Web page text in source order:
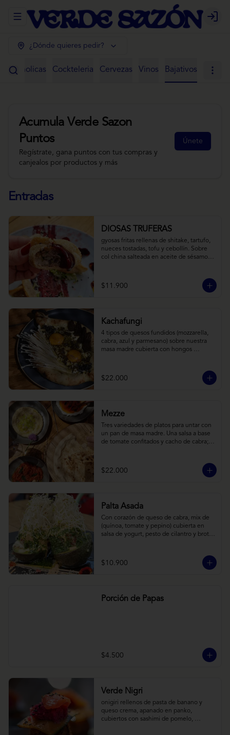
Abrir menu de navegación Login
¿Dónde quieres pedir?
Alcoholicas Cockteleria Cervezas Vinos Bajativos
Acumula Verde Sazon
Puntos
Regístrate, gana puntos con tus compras y
canjealos por productos y más
Únete
Entradas
DIOSAS TRUFERAS
gyosas fritas rellenas de shitake, tartufo,
nueces tostadas, tofu y cebollín. Sobre
col china salteada en aceite de sésamo,
$11.900
Kachafungi
4 tipos de quesos fundidos (mozzarella,
cabra, azul y parmesano) sobre nuestra
masa madre cubierta con hongos
frescas y pequeños toques de
chimichurri.
$22.000
Mezze
Tres variedades de platos para untar con
un pan de masa madre. Una salsa a base
de tomate confitados y cacho de cabra;
cebollas horneadas largamente, con
toques de aceite asiático sobre cama de
$22.000
Palta Asada
Con corazón de queso de cabra, mix de
(quínoa, tomate y pepino) cubierta en
salsa de yogurt, pesto de cilantro y brotes
$10.900
Porción de Papas
$4.500
Verde Nigri
onigiri rellenos de pasta de banano y
queso crema, apanado en panko,
cubiertos con sashimi de pomelo,